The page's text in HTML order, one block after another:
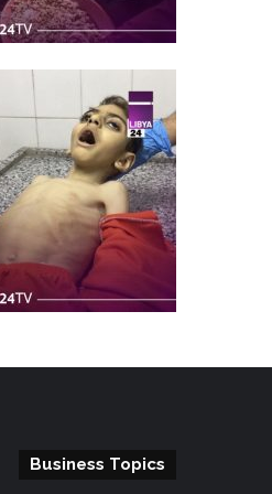
Business Topics